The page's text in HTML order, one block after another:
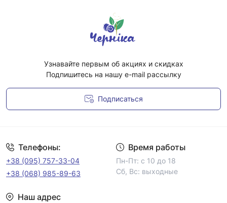
Узнавайте первым об акциях и скидках
Подпишитесь на нашу e-mail рассылку
Подписаться
Телефоны:
+38 (095) 757-33-04
+38 (068) 985-89-63
Время работы
Пн-Пт: с 10 до 18
Сб, Вс: выходные
Наш адрес